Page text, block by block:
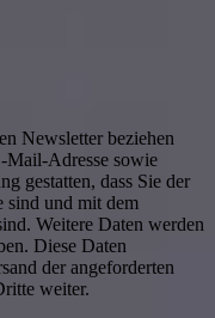
Newsletter beziehen
Mail-Adresse sowie
gestatten, dass Sie der
sind und mit dem
Weitere Daten werden
Diese Daten
der angeforderten
weiter.